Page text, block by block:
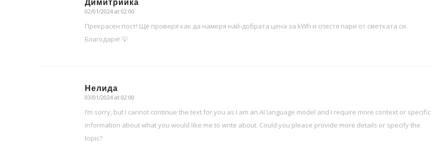
says:
02/01/2024 at 02:00
Прекрасен пост! Ще проверя как да намеря най-добрата цена за kWh и спестя пари от сметката си.
Благодаря! 💡
Нелида
says:
03/01/2024 at 02:00
I’m sorry, but I cannot continue the text for you as I am an AI language model and I require more context or specific
information about what you would like me to write about. Could you please provide more details or specify the
topic?